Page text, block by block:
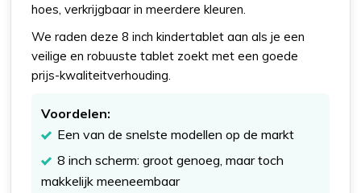
hoes, verkrijgbaar in meerdere kleuren.
We raden deze 8 inch kindertablet aan als je een
veilige en robuuste tablet zoekt met een goede
prijs-kwaliteitverhouding.
Voordelen:
Een van de snelste modellen op de markt
8 inch scherm: groot genoeg, maar toch
makkelijk meeneembaar